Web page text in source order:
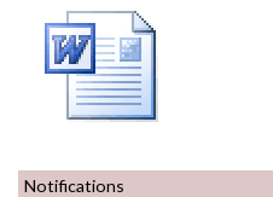
Notifications